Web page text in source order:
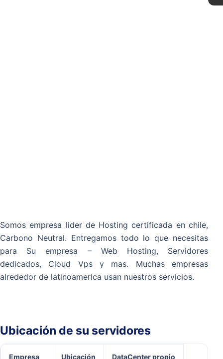
Somos empresa lider de Hosting certificada en chile,
Carbono Neutral. Entregamos todo lo que necesitas
para Su empresa – Web Hosting, Servidores
dedicados, Cloud Vps y mas. Muchas empresas
alrededor de latinoamerica usan nuestros servicios.
Ubicación de su servidores
Empresa Ubicación DataCenter propio